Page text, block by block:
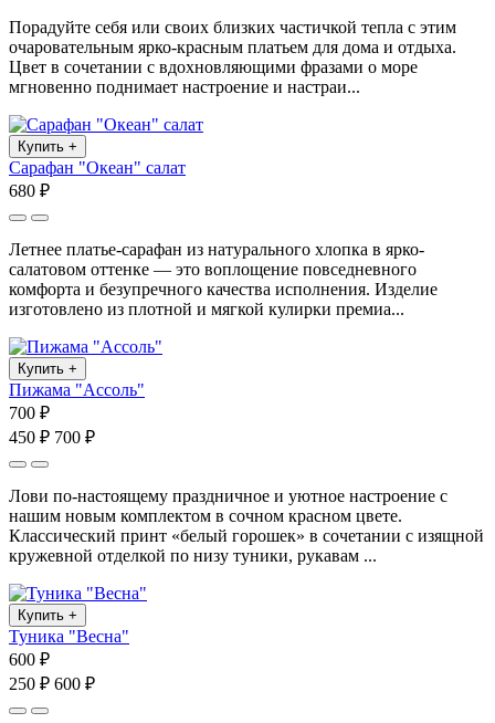
Порадуйте себя или своих близких частичкой тепла с этим
очаровательным ярко-красным платьем для дома и отдыха.
Цвет в сочетании с вдохновляющими фразами о море
мгновенно поднимает настроение и настраи...
Купить +
Сарафан "Океан" салат
680 ₽
Летнее платье-сарафан из натурального хлопка в ярко-
салатовом оттенке — это воплощение повседневного
комфорта и безупречного качества исполнения. Изделие
изготовлено из плотной и мягкой кулирки премиа...
Купить +
Пижама "Ассоль"
700 ₽
450 ₽ 700 ₽
Лови по-настоящему праздничное и уютное настроение с
нашим новым комплектом в сочном красном цвете.
Классический принт «белый горошек» в сочетании с изящной
кружевной отделкой по низу туники, рукавам ...
Купить +
Туника "Весна"
600 ₽
250 ₽ 600 ₽